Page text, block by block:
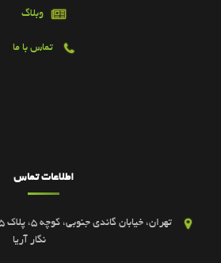
وبلاگ
تماس با ما
اطلاعات تماس
نگار آریا